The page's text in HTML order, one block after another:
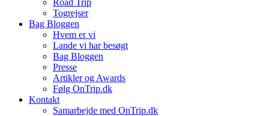
Road Trip
Togrejser
Bag Bloggen
Hvem er vi
Lande vi har besøgt
Bag Bloggen
Presse
Artikler og Awards
Følg OnTrip.dk
Kontakt
Samarbejde med OnTrip.dk